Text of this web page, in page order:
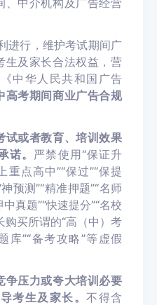
、中介机构及广告经营
进行，维护考试期间广
生及家长合法权益，营
中华人民共和国广告
高考期间商业广告合规
试或者教育、培训效果
诺。 严禁使用“保证升
重点高中”“保过”“保提
预测”“精准押题”“名师
中真题”“快速提分”“名校
购买所谓的“高（中）考
库”“备考攻略”等虚假
争压力或夸大培训必要
考生及家长。不得含